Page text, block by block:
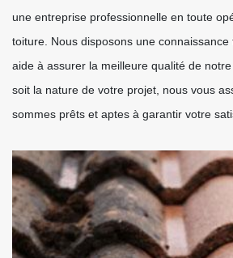
une entreprise professionnelle en toute
toiture. Nous disposons une
aide à assurer la meilleure qualité de
soit la nature de votre projet, nous vous
sommes prêts et aptes à garantir votre